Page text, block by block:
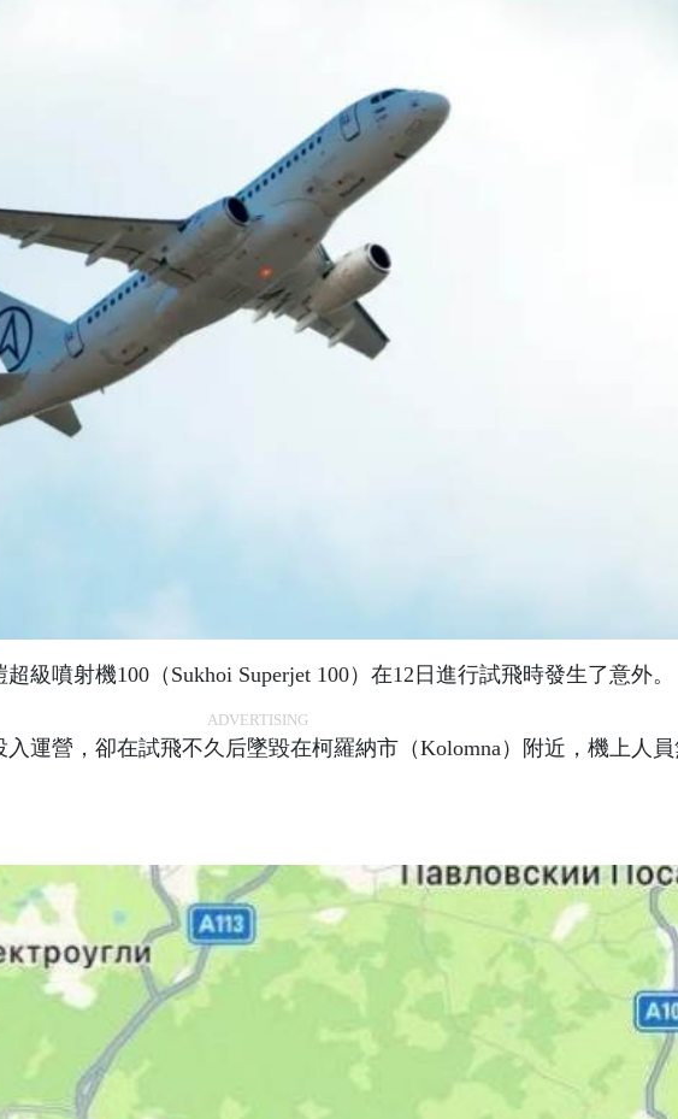
級噴射機100（Sukhoi Superjet 100）在12日進行試飛時發生了意外。
ADVERTISING
運營，卻在試飛不久后墜毀在柯羅納市（Kolomna）附近，機上人